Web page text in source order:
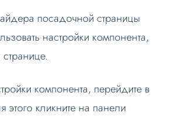
слайдеров
страницы
посадочной страницы
настройки компонента,
компонента, перейдите в
кликните на панели